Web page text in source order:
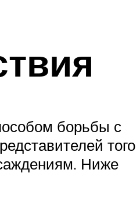
борьбы с
того
Ниже